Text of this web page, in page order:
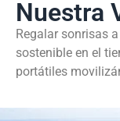
Nuestra
Regalar sonrisas
sostenible en el
portátiles